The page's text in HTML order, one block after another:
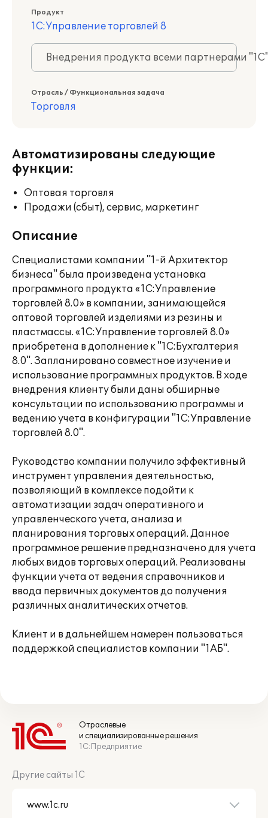
Продукт
1С:Управление торговлей 8
Внедрения продукта всеми партнерами
Отрасль / Функциональная задача
Торговля
Автоматизированы следующие
функции:
Оптовая торговля
Продажи (сбыт), сервис, маркетинг
Описание
Специалистами компании "1-й Архитектор
бизнеса" была произведена установка
программного продукта «1С:Управление
торговлей 8.0» в компании, занимающейся
оптовой торговлей изделиями из резины и
пластмассы. «1С:Управление торговлей 8.0»
приобретена в дополнение к "1С:Бухгалтерия
8.0". Запланировано совместное изучение и
использование программных продуктов. В ходе
внедрения клиенту были даны обширные
консультации по использованию программы и
ведению учета в конфигурации "1С:Управление
торговлей 8.0".
Руководство компании получило эффективный
инструмент управления деятельностью,
позволяющий в комплексе подойти к
автоматизации задач оперативного и
управленческого учета, анализа и
планирования торговых операций. Данное
программное решение предназначено для учета
любых видов торговых операций. Реализованы
функции учета от ведения справочников и
ввода первичных документов до получения
различных аналитических отчетов.
Клиент и в дальнейшем намерен пользоваться
поддержкой специалистов компании "1АБ".
Отраслевые
и специализированные решения
1С:Предприятие
Другие сайты 1С